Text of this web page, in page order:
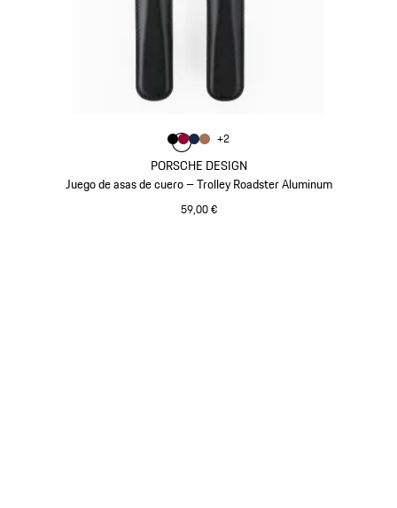
PORSCHE DESIGN
Juego de asas de cuero – Trolley Roadster Aluminum
59,00 €
Color
ColorNegro
Color Rojo Carmín
ColorAzul Oscuro
Color
+2